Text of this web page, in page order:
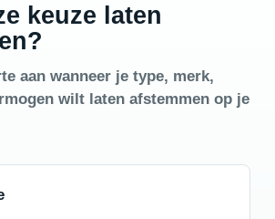
keuze laten
aan wanneer je type, merk,
wilt laten afstemmen op je